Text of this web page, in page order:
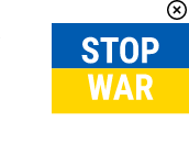
Вгору↑